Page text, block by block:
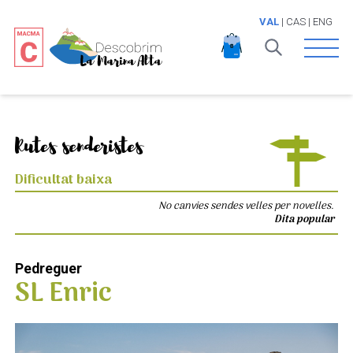
VAL| CAS| ENG
Open
Rutes senderistes
Dificultat baixa
No canvies sendes velles per novelles.
Dita popular
Pedreguer
SL Enric